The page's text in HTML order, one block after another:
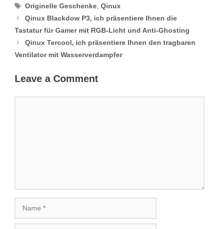
Tags
Originelle Geschenke,Qinux
Qinux Blackdow P3, ich präsentiere Ihnen die
Tastatur für Gamer mit RGB-Licht und Anti-Ghosting
Qinux Tercool, ich präsentiere Ihnen den tragbaren
Ventilator mit Wasserverdampfer
Leave a Comment